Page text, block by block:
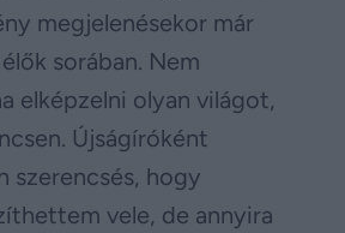
megjelenésekor már
sorában. Nem
elképzelni olyan világot,
Újságíróként
szerencsés, hogy
vele, de annyira